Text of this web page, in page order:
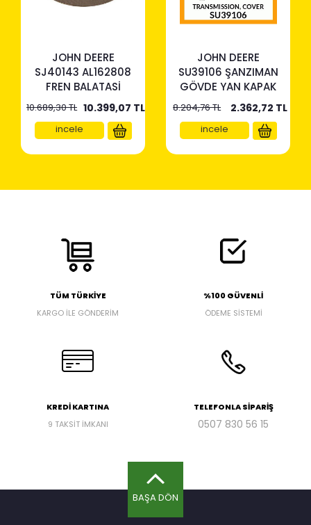
JOHN DEERE
SJ40143 AL162808
FREN BALATASİ
10.689,30 TL 10.399,07 TL
incele
JOHN DEERE
SU39106 ŞANZIMAN
GÖVDE YAN KAPAK
8.204,76 TL 2.362,72 TL
incele
TÜM TÜRKİYE
KARGO İLE GÖNDERİM
%100 GÜVENLİ
ÖDEME SİSTEMİ
KREDİ KARTINA
9 TAKSİT İMKANI
TELEFONLA SİPARİŞ
0507 830 56 15
BAŞA DÖN